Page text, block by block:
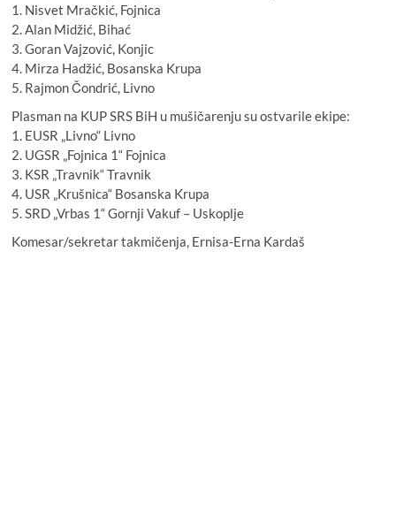
1. Nisvet Mračkić, Fojnica
2. Alan Midžić, Bihać
3. Goran Vajzović, Konjic
4. Mirza Hadžić, Bosanska Krupa
5. Rajmon Čondrić, Livno
Plasman na KUP SRS BiH u mušičarenju su ostvarile ekipe:
1. EUSR „Livno“ Livno
2. UGSR „Fojnica 1“ Fojnica
3. KSR „Travnik“ Travnik
4. USR „Krušnica“ Bosanska Krupa
5. SRD „Vrbas 1“ Gornji Vakuf – Uskoplje
Komesar/sekretar takmičenja, Ernisa-Erna Kardaš